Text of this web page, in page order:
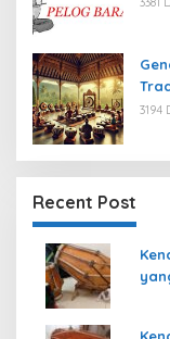
3194
Recent Post